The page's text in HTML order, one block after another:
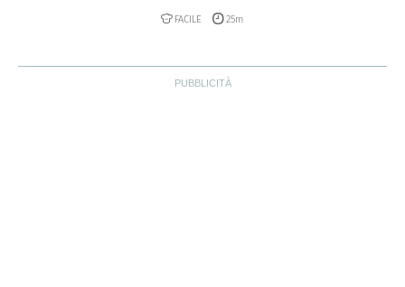
FACILE 25m